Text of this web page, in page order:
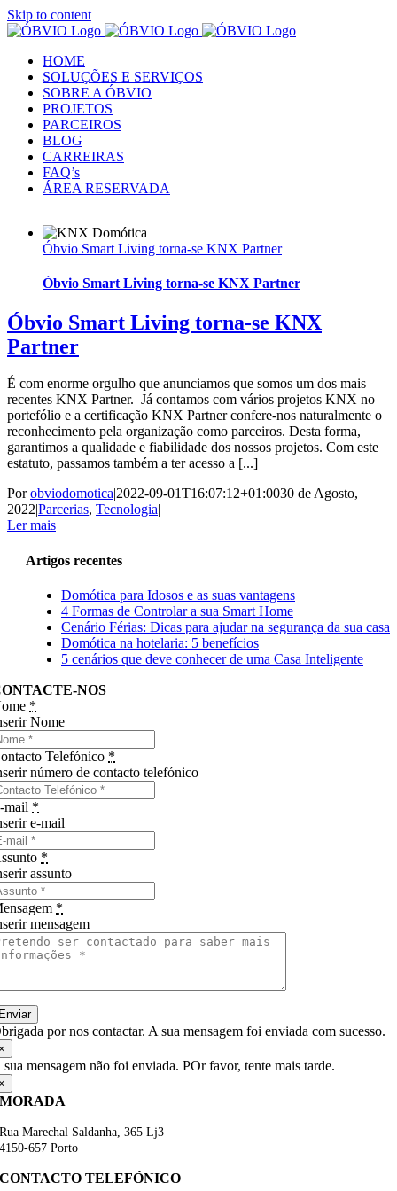
Skip to content
HOME
SOLUÇÕES E SERVIÇOS
SOBRE A ÓBVIO
PROJETOS
PARCEIROS
BLOG
CARREIRAS
FAQ’s
ÁREA RESERVADA
Óbvio Smart Living torna-se KNX Partner
Óbvio Smart Living torna-se KNX Partner
Óbvio Smart Living torna-se KNX
Partner
É com enorme orgulho que anunciamos que somos um dos mais
recentes KNX Partner. Já contamos com vários projetos KNX no
portefólio e a certificação KNX Partner confere-nos naturalmente o
reconhecimento pela organização como parceiros. Desta forma,
garantimos a qualidade e fiabilidade dos nossos projetos. Com este
estatuto, passamos também a ter acesso a [...]
Porobviodomotica|2022-09-01T16:07:12+01:0030 de Agosto,
2022|Parcerias, Tecnologia|
Ler mais
Artigos recentes
Domótica para Idosos e as suas vantagens
4 Formas de Controlar a sua Smart Home
Cenário Férias: Dicas para ajudar na segurança da sua casa
Domótica na hotelaria: 5 benefícios
5 cenários que deve conhecer de uma Casa Inteligente
NOS
*
Nome
Telefónico *
número de contacto telefónico
mail *
e-mail
*
assunto
*
mensagem
por nos contactar. A sua mensagem foi enviada com sucesso.
sua mensagem não foi enviada. POr favor, tente mais tarde.
MORADA
Rua Marechal Saldanha, 365 Lj3
4150-657 Porto
CONTACTO TELEFÓNICO